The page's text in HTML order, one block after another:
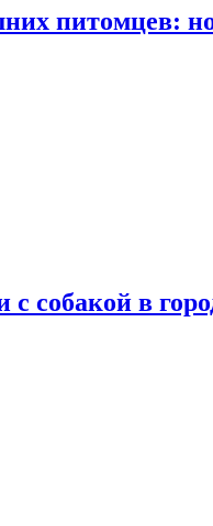
питомцев:
собакой в